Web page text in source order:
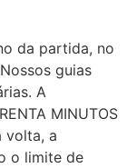
da partida, no
guias
A
MINUTOS
volta, a
o limite de